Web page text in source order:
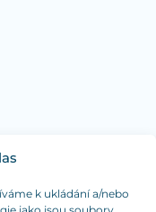
k ukládání a/nebo
7:30 - 15:30 hodin